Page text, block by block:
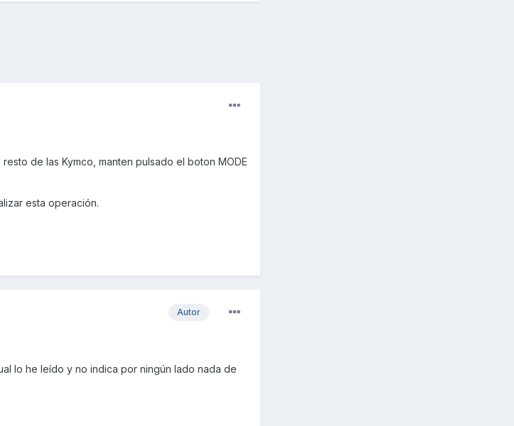
de las Kymco, manten pulsado el boton MODE
esta operación.
Autor
lo he leído y no indica por ningún lado nada de